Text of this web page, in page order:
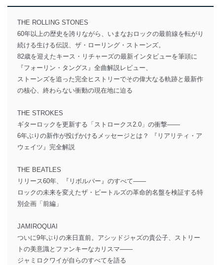
THE ROLLING STONES
60年以上の歴史を誇りながら、いまなおロックの最前線を転がり
続ける生ける伝説、ザ・ローリング・ストーンズ。
82歳を迎えたキース・リチャーズの最新インタビューを筆頭に
『フォーリン・タングス』全曲解説レビュー、
ストーンズを追った完全ヒストリーでその偉大なる軌跡と最新作
の核心、終わらない衝動の現在地に迫る
THE STROKES
ギターロックを更新する「ストロークス2.0」の衝撃――
6年ぶりの新作が投げかけるメッセージとは？ 『リアリティ・ア
ウェイツ』完全解説
THE BEATLES
リリース60年、『リボルバー』のすべて――
ロックの未来を変えたザ・ビートルズの革命的名盤を検証する特
別企画「前編」
JAMIROQUAI
ついに9年ぶりの来日直前。アシッドジャズの貴公子、ストリー
トの美意識とファンキーなカリスマ――
ジャミロクワイが自らのすべてを語る